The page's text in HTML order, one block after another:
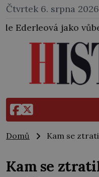
Čtvrtek 6. srpna 2026
první žena
Domů Kam se
Kam se